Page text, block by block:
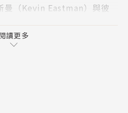
（Kevin Eastman）與彼
有的忍者龜最終章！
毀了他的家族，讓這座城市
運，奮力逆襲？
讀更多